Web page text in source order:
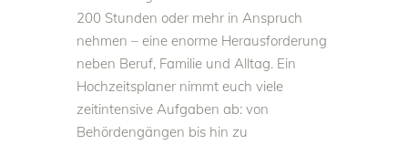
200 Stunden oder mehr in Anspruch
nehmen – eine enorme Herausforderung
neben Beruf, Familie und Alltag. Ein
Hochzeitsplaner nimmt euch viele
zeitintensive Aufgaben ab: von
Behördengängen bis hin zu